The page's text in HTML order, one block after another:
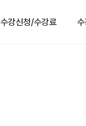
수강신청/수강료 수